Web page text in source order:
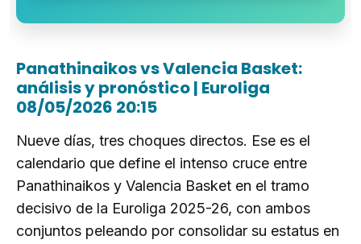
Panathinaikos vs Valencia Basket:
análisis y pronóstico | Euroliga
08/05/2026 20:15
Nueve días, tres choques directos. Ese es el
calendario que define el intenso cruce entre
Panathinaikos y Valencia Basket en el tramo
decisivo de la Euroliga 2025-26, con ambos
conjuntos peleando por consolidar su estatus en